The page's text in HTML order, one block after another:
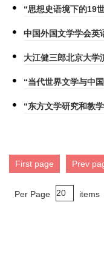
“思想史语境下的19
中国外国文学学会英
大江健三郎北京大学
“当代世界文学与中
“东方文学研究和教
First page Prev
Per Page items